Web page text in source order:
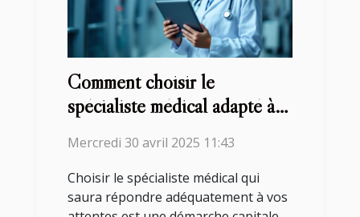
Comment choisir le
spécialiste médical adapté à
Mercredi 30 avril 2025 11:43
Choisir le spécialiste médical qui
saura répondre adéquatement à vos